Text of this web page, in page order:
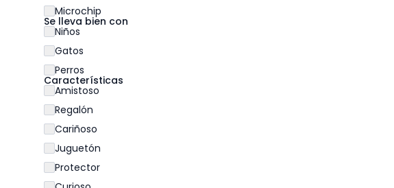
Microchip
Se lleva bien con
Niños
Gatos
Perros
Características
Amistoso
Regalón
Cariñoso
Juguetón
Protector